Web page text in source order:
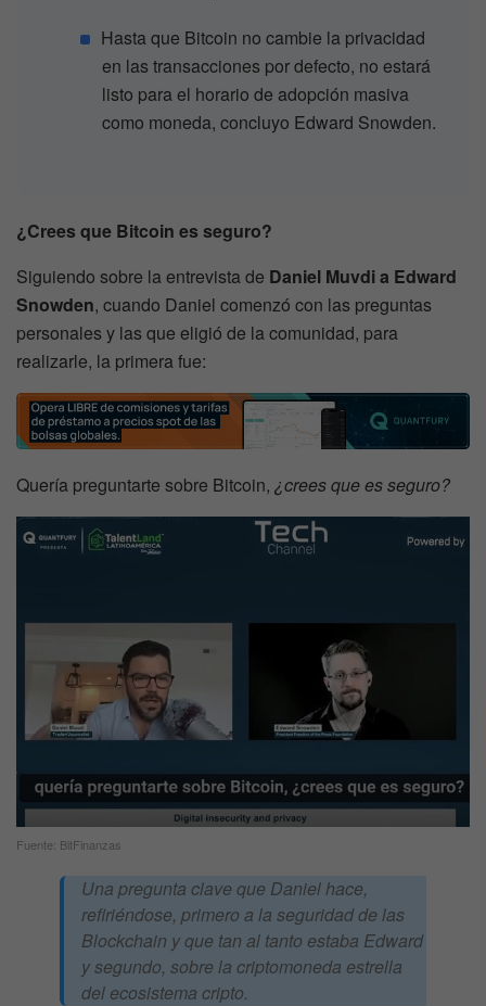
Hasta que Bitcoin no cambie la privacidad
en las transacciones por defecto, no estará
listo para el horario de adopción masiva
como moneda, concluyo Edward Snowden.
¿Crees que Bitcoin es seguro?
Siguiendo sobre la entrevista de Daniel Muvdi a Edward
Snowden, cuando Daniel comenzó con las preguntas
personales y las que eligió de la comunidad, para
realizarle, la primera fue:
Quería preguntarte sobre Bitcoin, ¿crees que es seguro?
Fuente: BitFinanzas
Una pregunta clave que Daniel hace,
refiriéndose, primero a la seguridad de las
Blockchain y que tan al tanto estaba Edward
y segundo, sobre la criptomoneda estrella
del ecosistema cripto.